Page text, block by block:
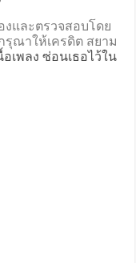
งและตรวจสอบโดย
รุณาให้เครดิต สยาม
อเพลง ซ่อนเธอไว้ใน